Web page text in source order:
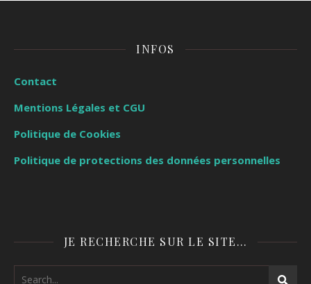
INFOS
Contact
Mentions Légales et CGU
Politique de Cookies
Politique de protections des données personnelles
JE RECHERCHE SUR LE SITE…